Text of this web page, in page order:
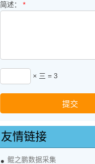
简述：*
× 三 = 3
友情链接
鲲之鹏数据采集